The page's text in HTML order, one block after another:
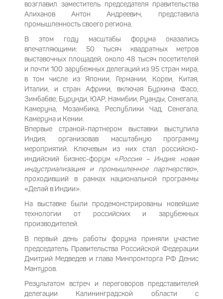
возглавил заместитель председателя правительства
Алиханов Антон Андреевич, представила
промышленность своего региона.
В этом году масштабы форума оказались
впечатляющими: 50 тысяч квадратных метров
выставочных площадей, около 48 тысяч посетителей
и почти 100 зарубежных делегаций из 95 стран мира,
в том числе из Японии, Германии, Кореи, Китая,
Италии, и стран Африки, включая Буркина Фасо,
Зимбабве, Бурунди, ЮАР, Намибии, Руанды, Сенегала,
Камеруна, Мозамбика, Республики Чад, Сенегала,
Камеруна и Кении.
Впервые страной-партнером выставки выступила
Индия, организовав масштабную программу
мероприятий. Ключевым из них стал российско-
индийский бизнес-форум «Россия – Индия: новая
индустриализация и промышленное партнерство»,
проходивший в рамках национальной программы
«Делай в Индии».
На выставке были продемонстрированы новейшие
технологии от российских и зарубежных
производителей.
В первый день работы форума приняли участие
председатель Правительства Российской Федерации
Дмитрий Медведев и глава Минпромторга РФ Денис
Мантуров.
Результатом встреч и переговоров представителей
делегации Калининградской области с